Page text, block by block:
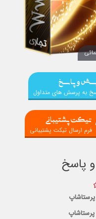
و پاسخ
به پرسش های متداول
تیکت پشتیبانی
فرم ارسال تیکت پشتیبانی
پاسخ